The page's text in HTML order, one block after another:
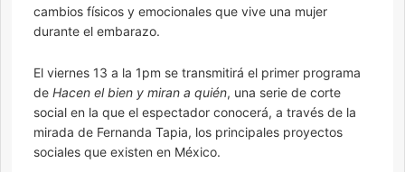
cambios físicos y emocionales que vive una mujer
durante el embarazo.
El viernes 13 a la 1pm se transmitirá el primer programa
de Hacen el bien y miran a quién, una serie de corte
social en la que el espectador conocerá, a través de la
mirada de Fernanda Tapia, los principales proyectos
sociales que existen en México.